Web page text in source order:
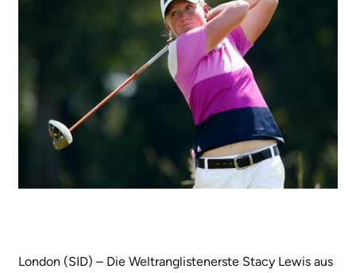
London (SID) – Die Weltranglistenerste Stacy Lewis aus